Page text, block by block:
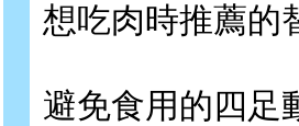
想吃肉時推薦的
避免食用的四足